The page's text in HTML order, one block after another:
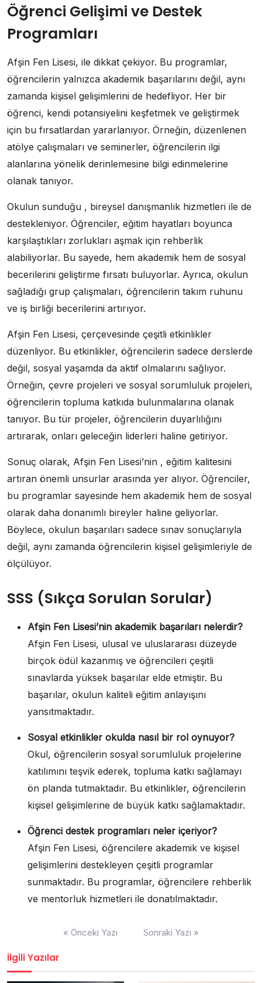
Öğrenci Gelişimi ve Destek
Programları
Afşin Fen Lisesi, ile dikkat çekiyor. Bu programlar,
öğrencilerin yalnızca akademik başarılarını değil, aynı
zamanda kişisel gelişimlerini de hedefliyor. Her bir
öğrenci, kendi potansiyelini keşfetmek ve geliştirmek
için bu fırsatlardan yararlanıyor. Örneğin, düzenlenen
atölye çalışmaları ve seminerler, öğrencilerin ilgi
alanlarına yönelik derinlemesine bilgi edinmelerine
olanak tanıyor.
Okulun sunduğu , bireysel danışmanlık hizmetleri ile de
destekleniyor. Öğrenciler, eğitim hayatları boyunca
karşılaştıkları zorlukları aşmak için rehberlik
alabiliyorlar. Bu sayede, hem akademik hem de sosyal
becerilerini geliştirme fırsatı buluyorlar. Ayrıca, okulun
sağladığı grup çalışmaları, öğrencilerin takım ruhunu
ve iş birliği becerilerini artırıyor.
Afşin Fen Lisesi, çerçevesinde çeşitli etkinlikler
düzenliyor. Bu etkinlikler, öğrencilerin sadece derslerde
değil, sosyal yaşamda da aktif olmalarını sağlıyor.
Örneğin, çevre projeleri ve sosyal sorumluluk projeleri,
öğrencilerin topluma katkıda bulunmalarına olanak
tanıyor. Bu tür projeler, öğrencilerin duyarlılığını
artırarak, onları geleceğin liderleri haline getiriyor.
Sonuç olarak, Afşin Fen Lisesi’nin , eğitim kalitesini
artıran önemli unsurlar arasında yer alıyor. Öğrenciler,
bu programlar sayesinde hem akademik hem de sosyal
olarak daha donanımlı bireyler haline geliyorlar.
Böylece, okulun başarıları sadece sınav sonuçlarıyla
değil, aynı zamanda öğrencilerin kişisel gelişimleriyle de
ölçülüyor.
SSS (Sıkça Sorulan Sorular)
Afşin Fen Lisesi’nin akademik başarıları nelerdir?
Afşin Fen Lisesi, ulusal ve uluslararası düzeyde
birçok ödül kazanmış ve öğrencileri çeşitli
sınavlarda yüksek başarılar elde etmiştir. Bu
başarılar, okulun kaliteli eğitim anlayışını
yansıtmaktadır.
Sosyal etkinlikler okulda nasıl bir rol oynuyor?
Okul, öğrencilerin sosyal sorumluluk projelerine
katılımını teşvik ederek, topluma katkı sağlamayı
ön planda tutmaktadır. Bu etkinlikler, öğrencilerin
kişisel gelişimlerine de büyük katkı sağlamaktadır.
Öğrenci destek programları neler içeriyor?
Afşin Fen Lisesi, öğrencilere akademik ve kişisel
gelişimlerini destekleyen çeşitli programlar
sunmaktadır. Bu programlar, öğrencilere rehberlik
ve mentorluk hizmetleri ile donatılmaktadır.
« Önceki Yazı Sonraki Yazı »
İlgili Yazılar